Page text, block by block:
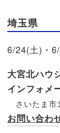
埼玉県
6/24(土)・
大宮北ハウ
インフォメ
さいたま市
お問い合わ